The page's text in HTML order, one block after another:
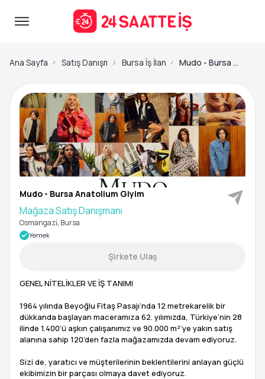
Ana Sayfa Satış Danışmanı İş İlanları
Bursa İş İlanları Mudo - Bursa Anatolium Giyim-Mağaza Satış Danışmanı
Mudo - Bursa Anatolium Giyim
Mağaza Satış Danışmanı
Osmangazi̇, Bursa
Yemek
Şirkete Ulaş
GENEL NİTELİKLER VE İŞ TANIMI
1964 yılında Beyoğlu Fitaş Pasajı’nda 12 metrekarelik bir
dükkanda başlayan maceramıza 62. yılımızda, Türkiye’nin 28
ilinde 1.400’ü aşkın çalışanımız ve 90.000 m²’ye yakın satış
alanına sahip 120’den fazla mağazamızda devam ediyoruz.
Sizi de, yaratıcı ve müşterilerinin beklentilerini anlayan güçlü
ekibimizin bir parçası olmaya davet ediyoruz.